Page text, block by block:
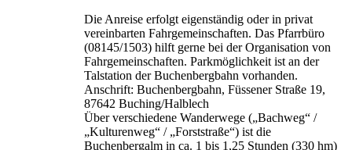
Die Anreise erfolgt eigenständig oder in privat
vereinbarten Fahrgemeinschaften. Das Pfarrbüro
(08145/1503) hilft gerne bei der Organisation von
Fahrgemeinschaften. Parkmöglichkeit ist an der
Talstation der Buchenbergbahn vorhanden.
Anschrift: Buchenbergbahn, Füssener Straße 19,
87642 Buching/Halblech
Über verschiedene Wanderwege („Bachweg“ /
„Kulturenweg“ / „Forststraße“) ist die
Buchenbergalm in ca. 1 bis 1,25 Stunden (330 hm)